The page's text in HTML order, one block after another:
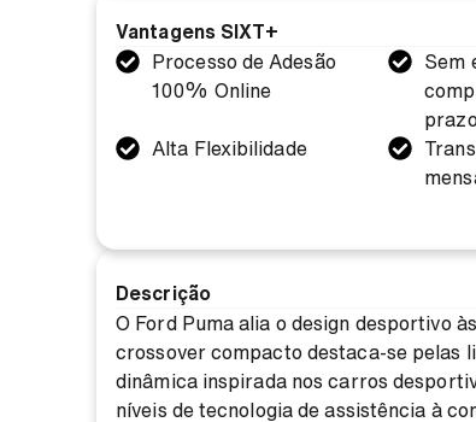
Vantagens SIXT+
Processo de Adesão
100% Online
Sem
Alta Flexibilidade
Descrição
O Ford Puma alia o design desportivo
crossover compacto destaca-se pelas
dinâmica inspirada nos carros
níveis de tecnologia de assistência à